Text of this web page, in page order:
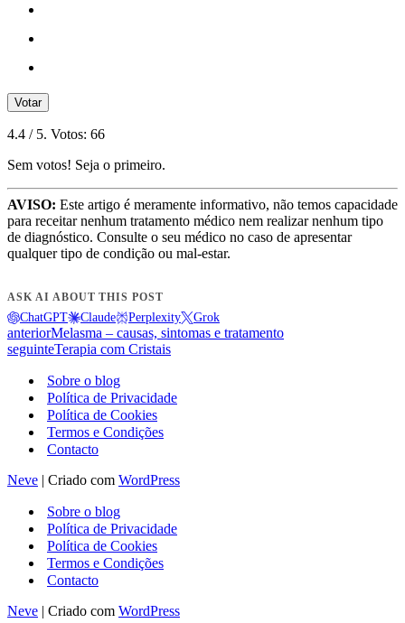
Votar
4.4 / 5. Votos: 66
Sem votos! Seja o primeiro.
AVISO: Este artigo é meramente informativo, não temos capacidade
para receitar nenhum tratamento médico nem realizar nenhum tipo
de diagnóstico. Consulte o seu médico no caso de apresentar
qualquer tipo de condição ou mal-estar.
ASK AI ABOUT THIS POST
ChatGPT Claude Perplexity Grok
anteriorMelasma – causas, sintomas e tratamento
seguinteTerapia com Cristais
Sobre o blog
Política de Privacidade
Política de Cookies
Termos e Condições
Contacto
Neve | Criado com WordPress
Sobre o blog
Política de Privacidade
Política de Cookies
Termos e Condições
Contacto
Neve | Criado com WordPress